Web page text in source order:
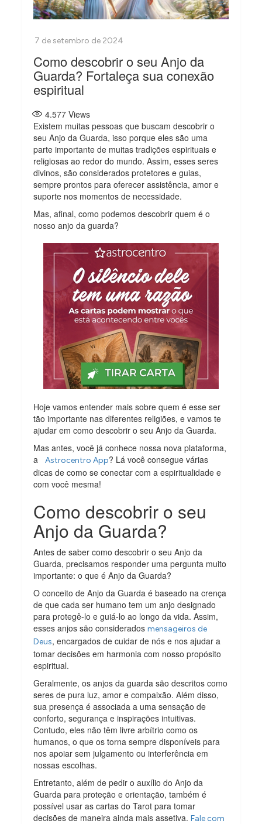
Como descobrir o seu Anjo da
Guarda? Fortaleça sua conexão
espiritual
4.577 Views
Existem muitas pessoas que buscam descobrir o
seu Anjo da Guarda, isso porque eles são uma
parte importante de muitas tradições espirituais e
religiosas ao redor do mundo. Assim, esses seres
divinos, são considerados protetores e guias,
sempre prontos para oferecer assistência, amor e
suporte nos momentos de necessidade.
Mas, afinal, como podemos descobrir quem é o
nosso anjo da guarda?
Hoje vamos entender mais sobre quem é esse ser
tão importante nas diferentes religiões, e vamos te
ajudar em como descobrir o seu Anjo da Guarda.
Mas antes, você já conhece nossa nova plataforma,
aAstrocentro App? Lá você consegue várias
dicas de como se conectar com a espiritualidade e
com você mesma!
Como descobrir o seu
Anjo da Guarda?
Antes de saber como descobrir o seu Anjo da
Guarda, precisamos responder uma pergunta muito
importante: o que é Anjo da Guarda?
O conceito de Anjo da Guarda é baseado na crença
de que cada ser humano tem um anjo designado
para protegê-lo e guiá-lo ao longo da vida. Assim,
esses anjos são consideradosmensageiros de
Deus, encargados de cuidar de nós e nos ajudar a
tomar decisões em harmonia com nosso propósito
espiritual.
Geralmente, os anjos da guarda são descritos como
seres de pura luz, amor e compaixão. Além disso,
sua presença é associada a uma sensação de
conforto, segurança e inspirações intuitivas.
Contudo, eles não têm livre arbítrio como os
humanos, o que os torna sempre disponíveis para
nos apoiar sem julgamento ou interferência em
nossas escolhas.
Entretanto, além de pedir o auxílio do Anjo da
Guarda para proteção e orientação, também é
possível usar as cartas do Tarot para tomar
decisões de maneira ainda mais assetiva.Fale com